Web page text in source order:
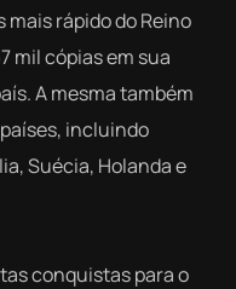
mais rápido do Reino
mil cópias em sua
A mesma também
incluindo
Suécia, Holanda e
conquistas para o